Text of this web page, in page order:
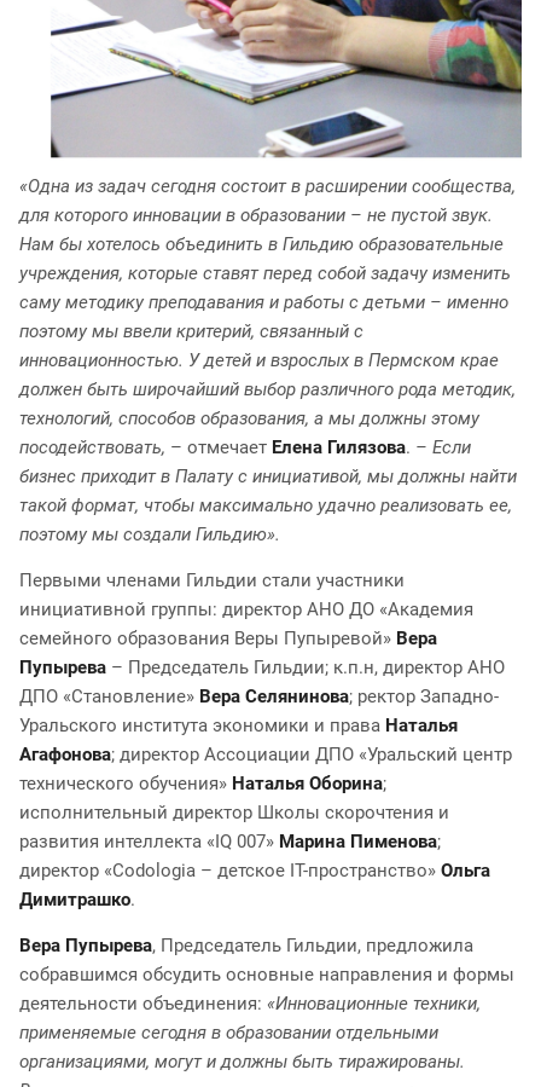
«Одна из задач сегодня состоит в расширении сообщества,
для которого инновации в образовании – не пустой звук.
Нам бы хотелось объединить в Гильдию образовательные
учреждения, которые ставят перед собой задачу изменить
саму методику преподавания и работы с детьми – именно
поэтому мы ввели критерий, связанный с
инновационностью. У детей и взрослых в Пермском крае
должен быть широчайший выбор различного рода методик,
технологий, способов образования, а мы должны этому
посодействовать, – отмечает Елена Гилязова. – Если
бизнес приходит в Палату с инициативой, мы должны найти
такой формат, чтобы максимально удачно реализовать ее,
поэтому мы создали Гильдию».
Первыми членами Гильдии стали участники
инициативной группы: директор АНО ДО «Академия
семейного образования Веры Пупыревой» Вера
Пупырева – Председатель Гильдии; к.п.н, директор АНО
ДПО «Становление» Вера Селянинова; ректор Западно-
Уральского института экономики и права Наталья
Агафонова; директор Ассоциации ДПО «Уральский центр
технического обучения» Наталья Оборина;
исполнительный директор Школы скорочтения и
развития интеллекта «IQ 007» Марина Пименова;
директор «Codologia – детское IT-пространство» Ольга
Димитрашко.
Вера Пупырева, Председатель Гильдии, предложила
собравшимся обсудить основные направления и формы
деятельности объединения: «Инновационные техники,
применяемые сегодня в образовании отдельными
организациями, могут и должны быть тиражированы.